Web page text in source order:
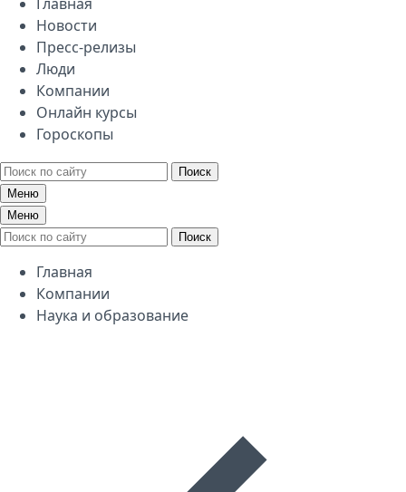
Новости
Пресс-релизы
Люди
Компании
Онлайн курсы
Гороскопы
Поиск
Меню
Меню
Поиск
Главная
Компании
Наука и образование